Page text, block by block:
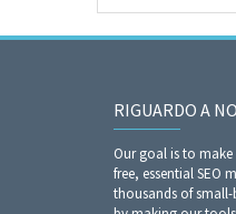
RIGUARDO A
Our goal is to make
free, essential SEO
thousands of small-